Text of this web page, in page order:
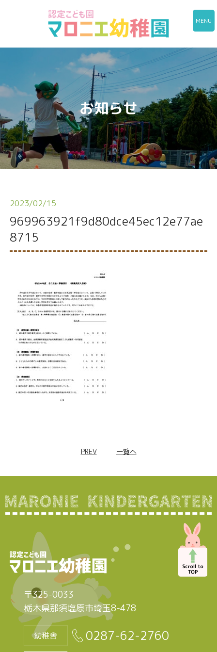
MENU
お知らせ
2023/02/15
969963921f9d80dce45ec12e77ae
8715
PREV 一覧へ
〒325-0033
栃木県那須塩原市埼玉8-478
幼稚舎 0287-62-2760